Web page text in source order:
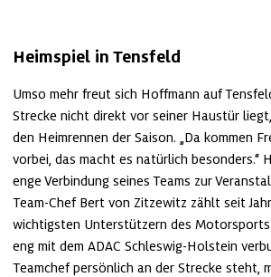
Heimspiel in Tensfeld
Umso mehr freut sich Hoffmann auf
Strecke nicht direkt vor seiner Haustür
den Heimrennen der Saison. „Da kommen
vorbei, das macht es natürlich besonders.“
enge Verbindung seines Teams zur
Team-Chef Bert von Zitzewitz zählt seit
wichtigsten Unterstützern des
eng mit dem ADAC Schleswig-Holstein
Teamchef persönlich an der Strecke steht,